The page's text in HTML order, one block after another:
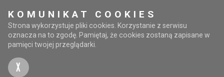
KOMUNIKAT COOKIES
Strona wykorzystuje pliki cookies. Korzystanie z serwisu
oznacza na to zgodę. Pamiętaj, że cookies zostaną zapisane w
pamięci twojej przeglądarki.
X